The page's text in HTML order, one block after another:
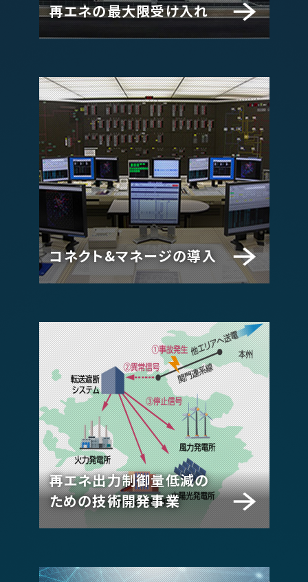
再エネの最大限受け入れ
コネクト&マネージの導入
再エネ出力制御量低減の
ための技術開発事業